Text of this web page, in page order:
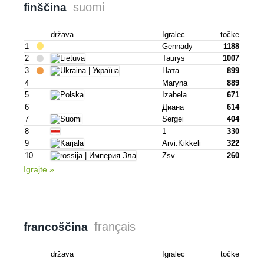
finščina suomi
država Igralec
točke
1
Gennady
1188
2
Taurys
1007
3
Ната
899
4
Maryna
889
5
Izabela
671
6
Диана
614
7
Sergei
404
8
1
330
9
Arvi.kikkeli
322
10
Zsv 260
Igrajte »
francoščina français
država Igralec
točke